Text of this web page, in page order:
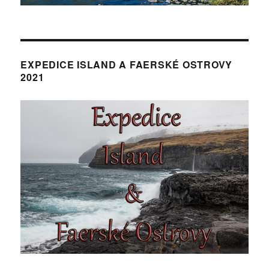
EXPEDICE ISLAND A FAERSKÉ OSTROVY
2021